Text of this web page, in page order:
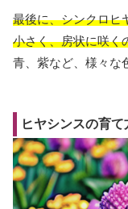
最後に、シンクロヒ
小さく、房状に咲く
青、紫など、様々な
ヒヤシンスの育て